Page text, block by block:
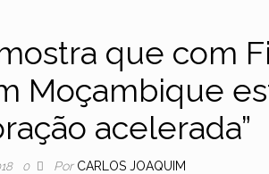
que com
Moçambique
acelerada”
0 Por CARLOS JOAQUIM